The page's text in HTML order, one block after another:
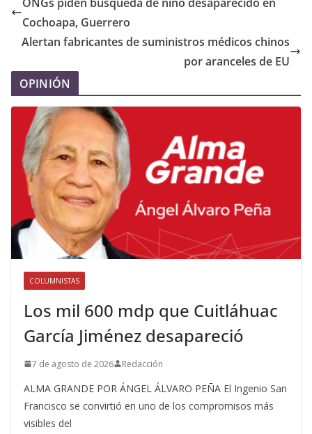
Cochoapa, Guerrero
Alertan fabricantes de suministros médicos chinos
por aranceles de EU
OPINIÓN
COLUMNISTAS
Los mil 600 mdp que Cuitláhuac
García Jiménez desapareció
7 de agosto de 2026 Redacción
ALMA GRANDE POR ÁNGEL ÁLVARO PEÑA El Ingenio San
Francisco se convirtió en uno de los compromisos más
visibles del